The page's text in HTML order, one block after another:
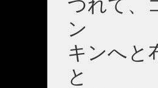
つれて、
ン
キンへと
と